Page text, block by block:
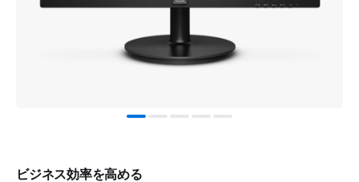
ビジネス効率を高める